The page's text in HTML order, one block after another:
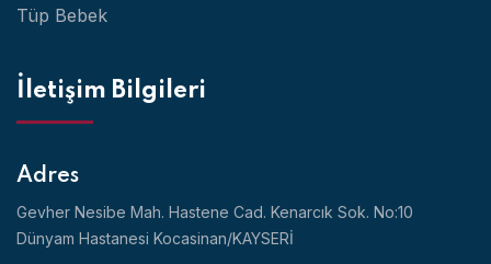
Tüp Bebek
İletişim Bilgileri
Adres
Gevher Nesibe Mah. Hastene Cad. Kenarcık Sok. No:10
Dünyam Hastanesi Kocasinan/KAYSERİ